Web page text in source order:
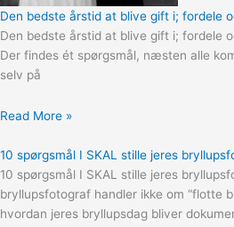
Den bedste årstid at blive gift i; fordele
Den bedste årstid at blive gift i; fordele
Der findes ét spørgsmål, næsten alle
selv på
Read More »
10 spørgsmål I SKAL stille jeres
10 spørgsmål I SKAL stille jeres
bryllupsfotograf handler ikke om “flotte
hvordan jeres bryllupsdag bliver